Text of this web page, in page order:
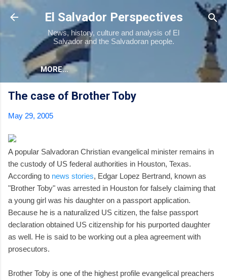
Skip to main content
El Salvador Perspectives
News, history, culture and analysis of El
Salvador and the Salvadoran people.
MORE…
The case of Brother Toby
May 29, 2005
A popular Salvadoran Christian evangelical minister remains in
the custody of US federal authorities in Houston, Texas.
According to news stories, Edgar Lopez Bertrand, known as
"Brother Toby" was arrested in Houston for falsely claiming that
a young girl was his daughter on a passport application.
Because he is a naturalized US citizen, the false passport
declaration obtained US citizenship for his purported daughter
as well. He is said to be working out a plea agreement with
prosecutors.
Brother Toby is one of the highest profile evangelical preachers